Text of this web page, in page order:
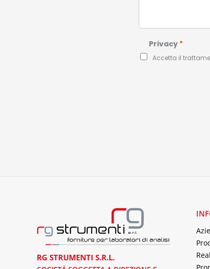
Privacy *
Accetta il
RG STRUMENTI S.R.L.